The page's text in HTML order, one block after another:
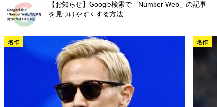
【お知らせ】Google検索で「Number Web」の記事
を見つけやすくする方法
名作 名作